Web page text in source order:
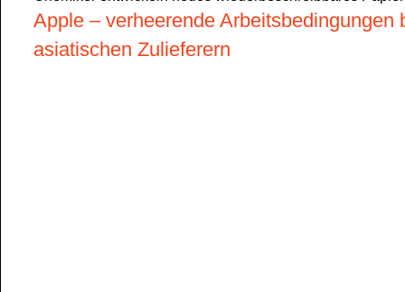
Apple – verheerende Arbeitsbedingungen
asiatischen Zulieferern